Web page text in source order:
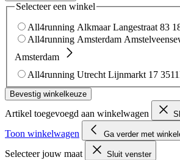
Selecteer een winkel
All4running Alkmaar Langestraat 83
All4running Amsterdam
Amsterdam
All4running Utrecht Lijnmarkt 17
Bevestig winkelkeuze
Artikel toegevoegd aan winkelwagen
Toon winkelwagen Ga verder met
Selecteer jouw maat
Sluit venster